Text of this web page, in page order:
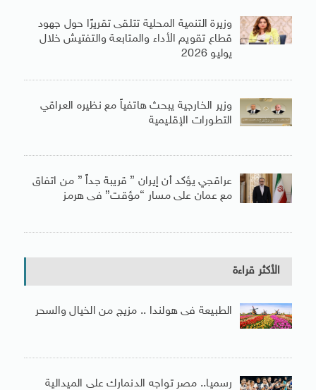
وزيرة التنمية المحلية تتلقى تقريرًا حول جهود
قطاع تقويم الأداء والمتابعة والتفتيش خلال
يوليو 2026
وزير الخارجية يبحث هاتفياً مع نظيره العراقي
التطورات الإقليمية
عراقجي يؤكد أن إيران ” قريبة جداً ” من اتفاق
مع عمان على مسار “مؤقت” فى هرمز
الأكثر قراءة
الطبيعة فى هولندا .. مزيج من الخيال والسحر
رسميا.. مصر تواجه الدنمارك على الميدالية